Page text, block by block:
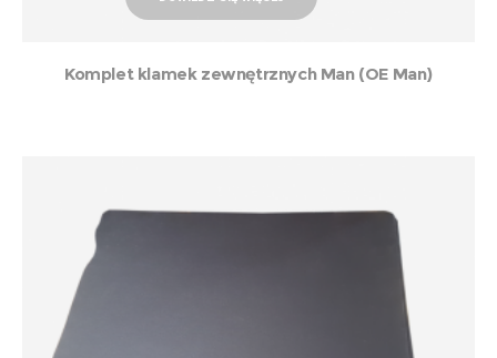
Komplet klamek zewnętrznych Man (OE Man)